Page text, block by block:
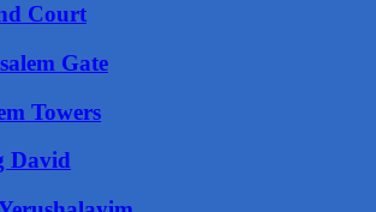
Court
Gate
Towers
David